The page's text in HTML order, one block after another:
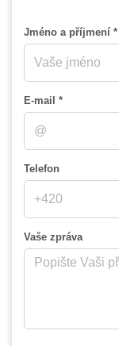
Jméno a příjmení *
E-mail *
Telefon
Vaše zpráva